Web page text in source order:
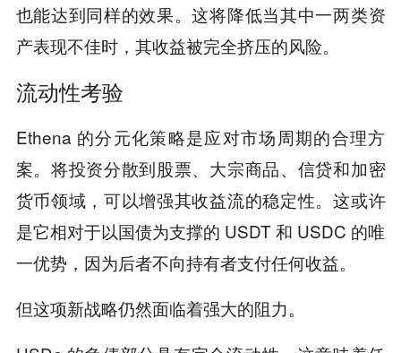
也能达到同样的效果。这将降低当其中一两类资
产表现不佳时，其收益被完全挤压的风险。
流动性考验
Ethena 的分元化策略是应对市场周期的合理方
案。将投资分散到股票、大宗商品、信贷和加密
货币领域，可以增强其收益流的稳定性。这或许
是它相对于以国债为支撑的 USDT 和 USDC 的唯
一优势，因为后者不向持有者支付任何收益。
但这项新战略仍然面临着强大的阻力。